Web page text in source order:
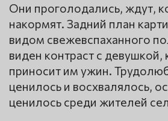
Они проголодались, ждут,
накормят. Задний план
видом свежевспаханного
виден контраст с девушкой,
приносит им ужин.
ценилось и восхвалялось,
ценилось среди жителей